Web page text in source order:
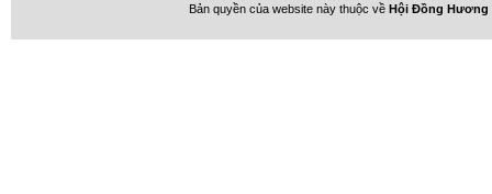
Bản quyền của website này thuộc về Hội Đồng Hương